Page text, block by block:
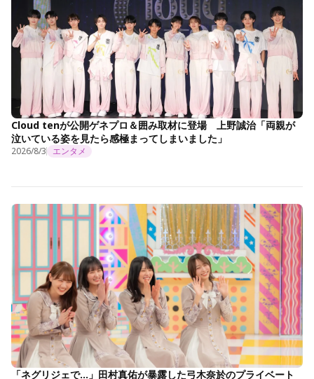
Cloud tenが公開ゲネプロ＆囲み取材に登場 上野誠治「両親が
泣いている姿を見たら感極まってしまいました」
2026/8/3 エンタメ
「ネグリジェで…」田村真佑が暴露した弓木奈於のプライベート